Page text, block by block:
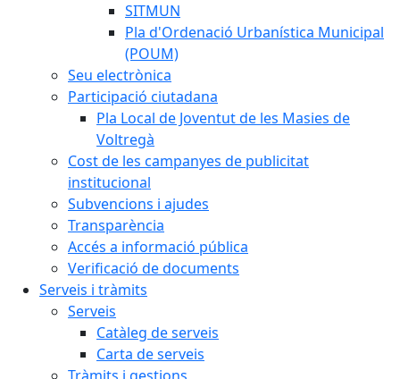
SITMUN
Pla d'Ordenació Urbanística Municipal
(POUM)
Seu electrònica
Participació ciutadana
Pla Local de Joventut de les Masies de
Voltregà
Cost de les campanyes de publicitat
institucional
Subvencions i ajudes
Transparència
Accés a informació pública
Verificació de documents
Serveis i tràmits
Serveis
Catàleg de serveis
Carta de serveis